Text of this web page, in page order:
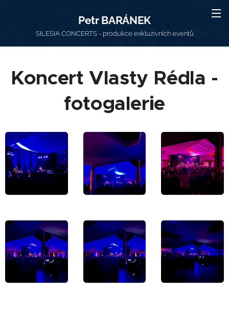
Petr BARÁNEK
SILESIA CONCERTS - produkce exkluzivních eventů
Koncert Vlasty Rédla -
fotogalerie